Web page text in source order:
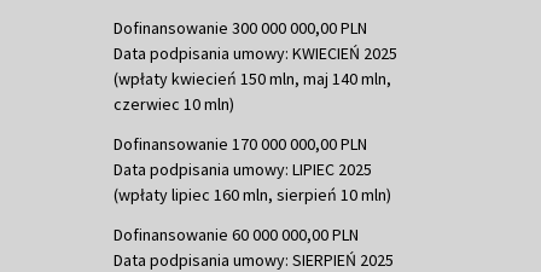
Dofinansowanie 300 000 000,00 PLN
Data podpisania umowy: KWIECIEŃ 2025
(wpłaty kwiecień 150 mln, maj 140 mln,
czerwiec 10 mln)
Dofinansowanie 170 000 000,00 PLN
Data podpisania umowy: LIPIEC 2025
(wpłaty lipiec 160 mln, sierpień 10 mln)
Dofinansowanie 60 000 000,00 PLN
Data podpisania umowy: SIERPIEŃ 2025